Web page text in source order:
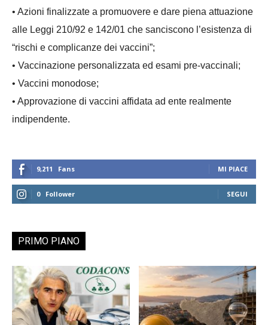
• Azioni finalizzate a promuovere e dare piena attuazione
alle Leggi 210/92 e 142/01 che sanciscono l’esistenza di
“rischi e complicanze dei vaccini”;
• Vaccinazione personalizzata ed esami pre-vaccinali;
• Vaccini monodose;
• Approvazione di vaccini affidata ad ente realmente
indipendente.
9,211 Fans MI PIACE
0 Follower SEGUI
PRIMO PIANO